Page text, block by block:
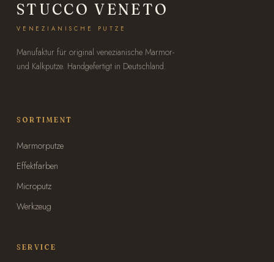
STUCCO VENETO
VENEZIANISCHE PUTZE
Manufaktur für original venezianische Marmor-
und Kalkputze. Handgefertigt in Deutschland.
SORTIMENT
Marmorputze
Effektfarben
Microputz
Werkzeug
SERVICE